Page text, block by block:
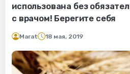
использована без
с врачом! Берегите себя
Marat 18 мая, 2019